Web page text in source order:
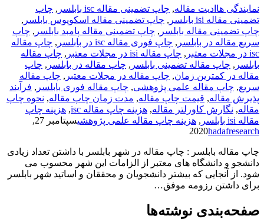
نمایندگی ها ادیت مقاله, چاپ تضمینی مقاله isc بابلسر , چاپ
تضمینی مقاله isi بابلسر
, چاپ تضمینی مقاله اسکوپوس بابلسر ,
چاپ تضمینی مقاله بابلسر , چاپ تضمینی مقاله پامبد بابلسر , چاپ
سریع مقاله در بابلسر , چاپ فوری مقاله isc در بابلسر , چاپ مقاله
isc در مجلات معتبر
, چاپ مقاله isi در مجلات معتبر , چاپ مقاله
بابلسر , چاپ مقاله تضمینی بابلسر , چاپ مقاله در بابلسر , چاپ
مقاله در کمترین زمان, چاپ مقاله در مجلات معتبر , چاپ مقاله
سریع, چاپ مقاله علمی پژوهشی, چاپ مقاله فوری بابلسر , فرآیند
پذیرش مقاله, قیمت چاپ مقاله, مدت زمان چاپ مقاله, نحوه چاپ
مقاله, نگارش کاورلتر مقاله, هزینه چاپ مقاله isc , هزینه چاپ
مقاله isi بابلسر
, هزینه چاپ مقاله علمی پژوهشی
سپتامبر 27,
2020hadafresearch
چاپ مقاله بابلسر : چاپ مقاله در شهر بابلسر با داشتن تعداد زیادی
دانشجو و دانشگاه های معتبر از الزامات این شهر محسوب می
شود. از آنجایی که بیشتر دانشجویان و محققان و اساتید شهر بابلسر
برای داشتن رزومه موفق…
صفحه‌بندی نوشته‌ها